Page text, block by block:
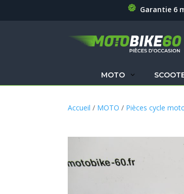
Garantie 6
MOTO
Accueil / MOTO / Pièces cycle